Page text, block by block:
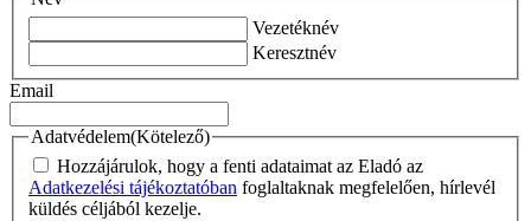
Vezetéknév
Keresztnév
Email
Adatvédelem(Kötelező)
Hozzájárulok, hogy a fenti adataimat az Eladó az
Adatkezelési tájékoztatóban foglaltaknak megfelelően, hírlevél
küldés céljából kezelje.